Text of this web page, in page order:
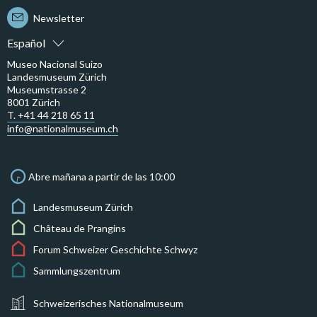
Español
Newsletter
Museo Nacional Suizo
Landesmuseum Zürich
Museumstrasse 2
8001 Zürich
T. +41 44 218 65 11
info@nationalmuseum.ch
Abre mañana a partir de las 10:00
Landesmuseum Zürich
Château de Prangins
Forum Schweizer Geschichte Schwyz
Sammlungszentrum
Schweizerisches Nationalmuseum